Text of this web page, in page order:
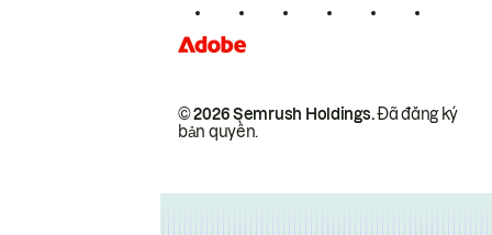
© 2026 Semrush Holdings.Đã đăng ký
bản quyền.